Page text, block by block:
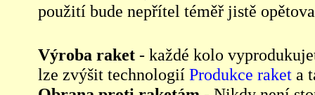
použití bude nepřítel téměř jistě
Výroba raket - každé kolo
lze zvýšit technologií Produkce raket a